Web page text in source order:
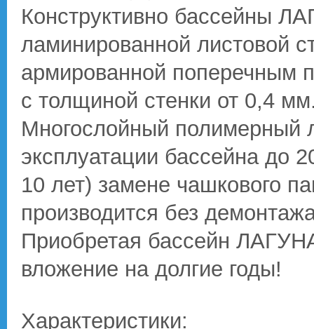
Конструктивно бассейны
ламинированной листовой
армированной поперечным
с толщиной стенки от 0,4
Многослойный полимерный
эксплуатации бассейна до
10 лет) замене чашкового
производится без
Приобретая бассейн
вложение на долгие годы!
Характеристики: